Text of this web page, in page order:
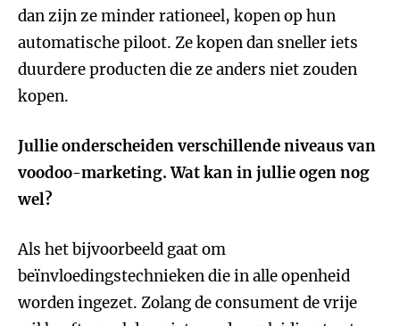
dan zijn ze minder rationeel, kopen op hun
automatische piloot. Ze kopen dan sneller iets
duurdere producten die ze anders niet zouden
kopen.
Jullie onderscheiden verschillende niveaus van
voodoo-marketing. Wat kan in jullie ogen nog
wel?
Als het bijvoorbeeld gaat om
beïnvloedingstechnieken die in alle openheid
worden ingezet. Zolang de consument de vrije